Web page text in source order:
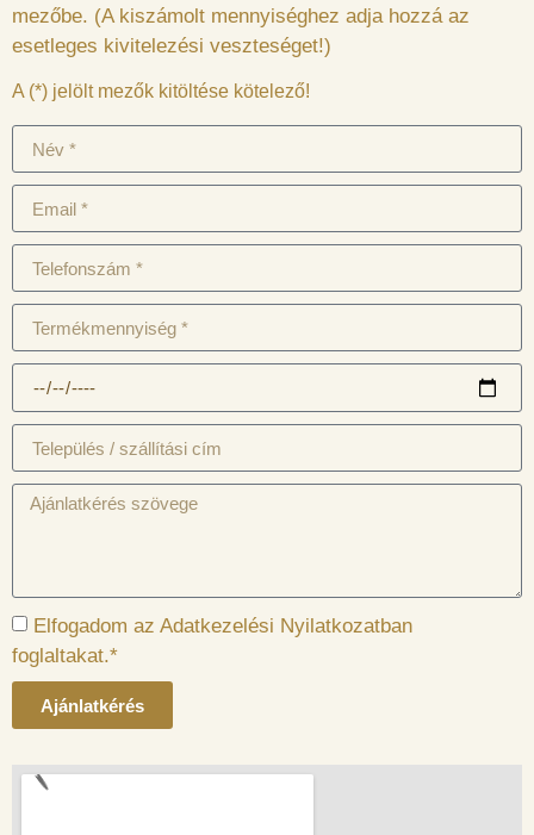
mezőbe. (A kiszámolt mennyiséghez adja hozzá az
esetleges kivitelezési veszteséget!)
A (*) jelölt mezők kitöltése kötelező!
Elfogadom az Adatkezelési Nyilatkozatban
foglaltakat.*
Ajánlatkérés